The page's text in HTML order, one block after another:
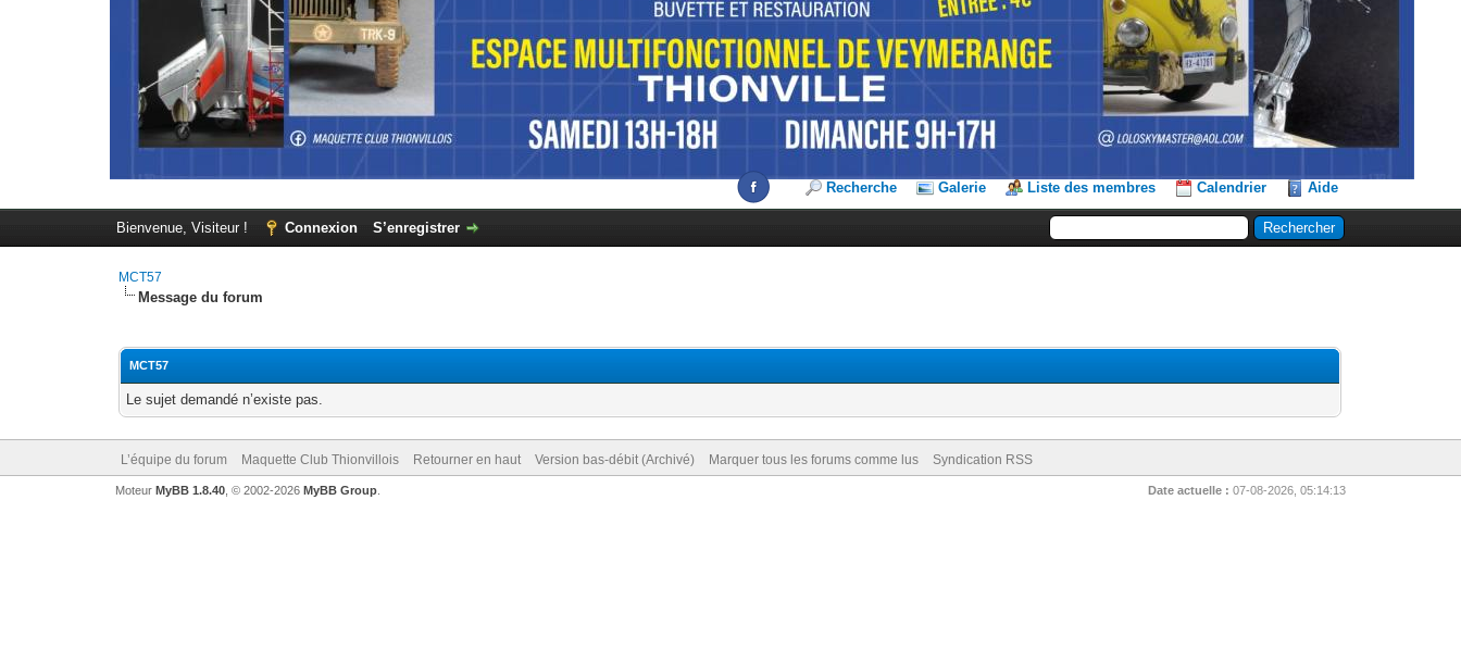
Recherche Galerie Liste des membres Calendrier Aide
Bienvenue, Visiteur ! Connexion S’enregistrer
MCT57
Message du forum
MCT57
Le sujet demandé n’existe pas.
L’équipe du forum Maquette Club Thionvillois Retourner en haut Version bas-débit (Archivé) Marquer tous les forums comme lus Syndication RSS
Date actuelle : 07-08-2026, 05:14:13
Moteur MyBB 1.8.40, © 2002-2026 MyBB Group.